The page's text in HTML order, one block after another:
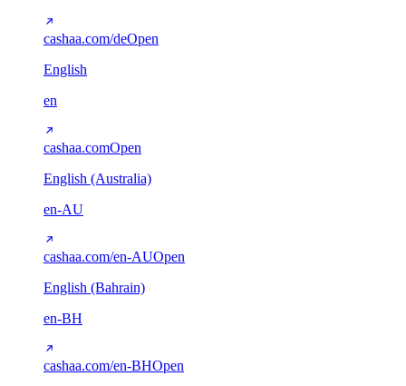
cashaa.com/deOpen
English
en
cashaa.comOpen
English (Australia)
en-AU
cashaa.com/en-AUOpen
English (Bahrain)
en-BH
cashaa.com/en-BHOpen